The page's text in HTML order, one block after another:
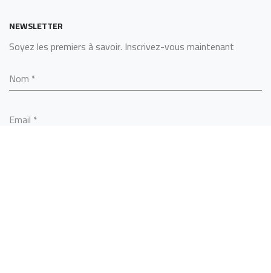
NEWSLETTER
Soyez les premiers à savoir. Inscrivez-vous maintenant
Nom *
Email *